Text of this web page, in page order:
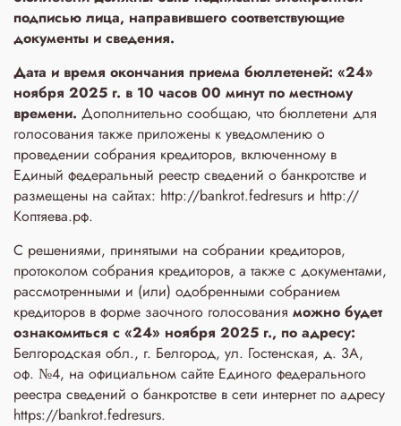
подписью лица, направившего соответствующие
документы и сведения.
Дата и время окончания приема бюллетеней: «24»
ноября 2025 г. в 10 часов 00 минут по местному
времени. Дополнительно сообщаю, что бюллетени для
голосования также приложены к уведомлению о
проведении собрания кредиторов, включенному в
Единый федеральный реестр сведений о банкротстве и
размещены на сайтах: http://bankrot.fedresurs и http://
Коптяева.рф.
С решениями, принятыми на собрании кредиторов,
протоколом собрания кредиторов, а также с документами,
рассмотренными и (или) одобренными собранием
кредиторов в форме заочного голосования можно будет
ознакомиться с «24» ноября 2025 г., по адресу:
Белгородская обл., г. Белгород, ул. Гостенская, д. 3A,
оф. №4, на официальном сайте Единого федерального
реестра сведений о банкротстве в сети интернет по адресу
https://bankrot.fedresurs.